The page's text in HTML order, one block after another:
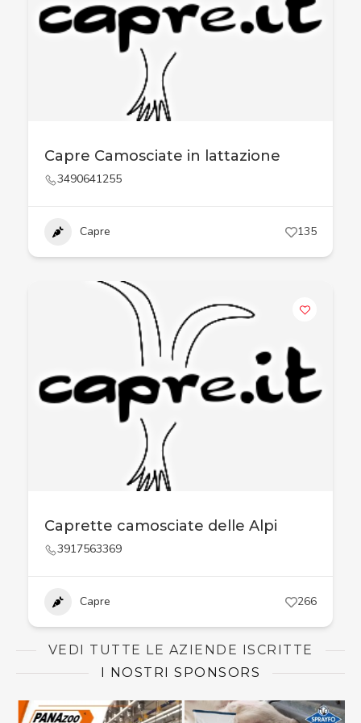
Capre Camosciate in lattazione
3490641255
Capre 135
Caprette camosciate delle Alpi
3917563369
Capre 266
VEDI TUTTE LE AZIENDE ISCRITTE
I NOSTRI SPONSORS